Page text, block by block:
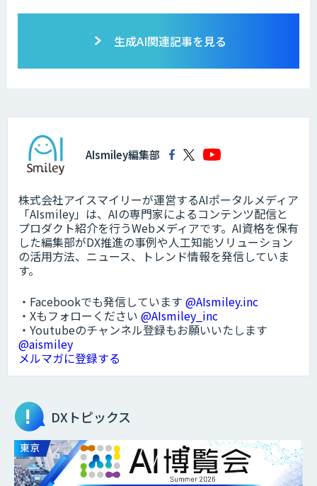
生成AI関連記事を見る
AIsmiley編集部
株式会社アイスマイリーが運営するAIポータルメディア
「AIsmiley」は、AIの専門家によるコンテンツ配信と
プロダクト紹介を行うWebメディアです。AI資格を保有
した編集部がDX推進の事例や人工知能ソリューション
の活用方法、ニュース、トレンド情報を発信していま
す。
・Facebookでも発信しています @AIsmiley.inc
・Xもフォローください @AIsmiley_inc
・Youtubeのチャンネル登録もお願いいたします
@aismiley
メルマガに登録する
DXトピックス